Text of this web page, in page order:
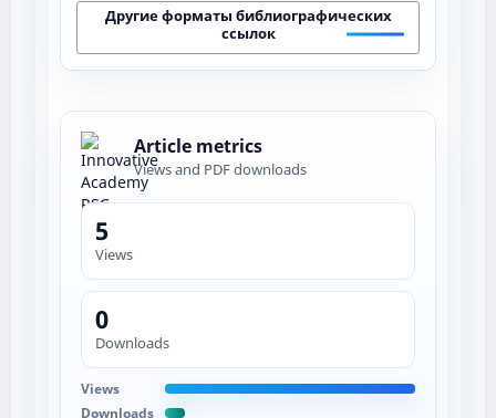
Другие форматы библиографических
ссылок
Article metrics
Views and PDF downloads
5
Views
0
Downloads
Views
Downloads